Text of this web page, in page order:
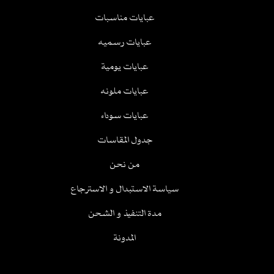
عبايات مناسبات
عبايات رسميه
عبايات يومية
عبايات ملونه
عبايات سوداء
جدول المقاسات
من نحن
سياسة الاستبدال و الاسترجاع
مدة التنفيذ و الشحن
المدونة